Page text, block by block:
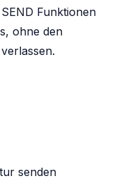
Funktionen
ohne den
senden